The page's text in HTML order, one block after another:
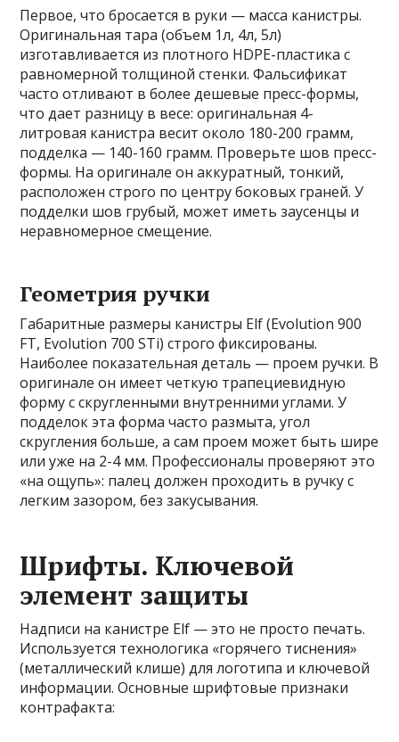
Первое, что бросается в руки — масса канистры.
Оригинальная тара (объем 1л, 4л, 5л)
изготавливается из плотного HDPE-пластика с
равномерной толщиной стенки. Фальсификат
часто отливают в более дешевые пресс-формы,
что дает разницу в весе: оригинальная 4-
литровая канистра весит около 180-200 грамм,
подделка — 140-160 грамм. Проверьте шов пресс-
формы. На оригинале он аккуратный, тонкий,
расположен строго по центру боковых граней. У
подделки шов грубый, может иметь заусенцы и
неравномерное смещение.
Геометрия ручки
Габаритные размеры канистры Elf (Evolution 900
FT, Evolution 700 STi) строго фиксированы.
Наиболее показательная деталь — проем ручки. В
оригинале он имеет четкую трапециевидную
форму с скругленными внутренними углами. У
подделок эта форма часто размыта, угол
скругления больше, а сам проем может быть шире
или уже на 2-4 мм. Профессионалы проверяют это
«на ощупь»: палец должен проходить в ручку с
легким зазором, без закусывания.
Шрифты. Ключевой
элемент защиты
Надписи на канистре Elf — это не просто печать.
Используется технологика «горячего тиснения»
(металлический клише) для логотипа и ключевой
информации. Основные шрифтовые признаки
контрафакта: